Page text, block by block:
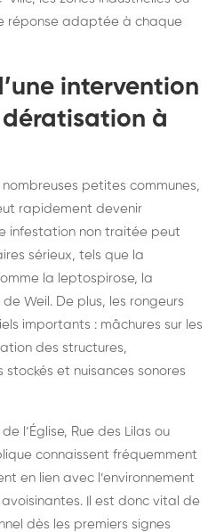
réponse adaptée à chaque
intervention
à
petites communes,
rapidement devenir
infestation non traitée peut
sérieux, tels que la
la leptospirose, la
Weil. De plus, les rongeurs
importants : mâchures sur les
des structures,
et nuisances sonores
l’Église, Rue des Lilas ou
connaissent fréquemment
en lien avec l’environnement
Il est donc vital de
dès les premiers signes